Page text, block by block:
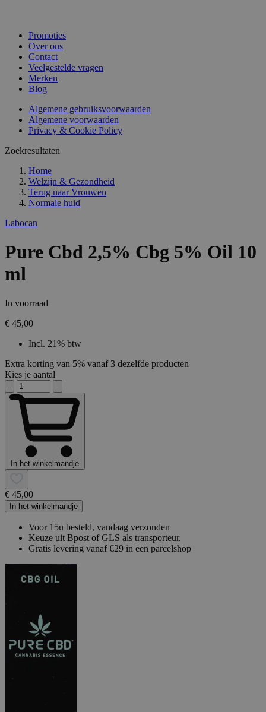
Promoties
Over ons
Contact
Veelgestelde vragen
Merken
Blog
Algemene gebruiksvoorwaarden
Algemene voorwaarden
Privacy & Cookie Policy
Zoekresultaten
Home
Welzijn & Gezondheid
Terug naar Vrouwen
Normale huid
Labocan
Pure Cbd 2,5% Cbg 5% Oil 10
ml
In voorraad
€ 45,00
Incl. 21% btw
Extra korting van 5% vanaf 3 dezelfde producten
Kies je aantal
In het winkelmandje
€ 45,00
In het winkelmandje
Voor 15u besteld, vandaag verzonden
Keuze uit Bpost of GLS als transporteur.
Gratis levering vanaf €29 in een parcelshop